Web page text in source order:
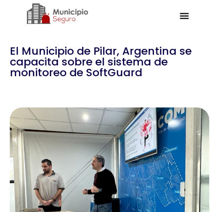
El Municipio de Pilar, Argentina se
capacita sobre el sistema de
monitoreo de SoftGuard